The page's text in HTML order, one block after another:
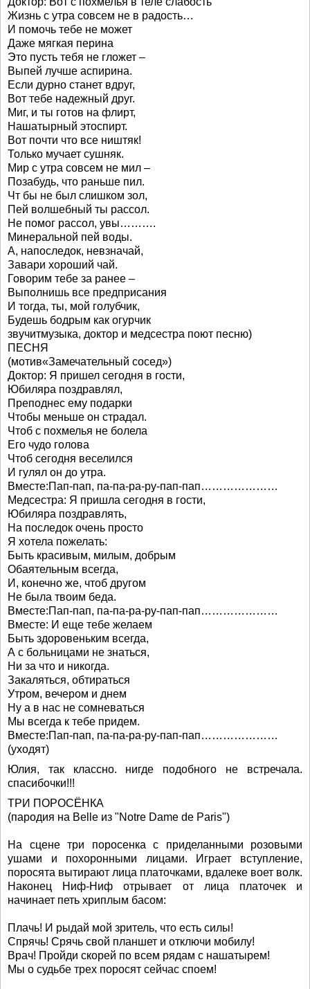
Жизнь с утра совсем не в радость…
И помочь тебе не может
Даже мягкая перина
Это пусть тебя не гложет –
Выпей лучше аспирина.
Если дурно станет вдруг,
Вот тебе надежный друг.
Миг, и ты готов на флирт,
Нашатырный этоспирт.
Вот почти что все ништяк!
Только мучает сушняк.
Мир с утра совсем не мил –
Позабудь, что раньше пил.
Чт бы не был слишком зол,
Пей волшебный ты рассол.
Не помог рассол, увы……….
Минеральной пей воды.
А, напоследок, невзначай,
Завари хороший чай.
Говорим тебе за ранее –
Выполнишь все предприсания
И тогда, ты, мой голубчик,
Будешь бодрым как огурчик
звучитмузыка, доктор и медсестра поют песню)
ПЕСНЯ
(мотив«Замечательный сосед»)
Доктор: Я пришел сегодня в гости,
Юбиляра поздравлял,
Преподнес ему подарки
Чтобы меньше он страдал.
Чтоб с похмелья не болела
Его чудо голова
Чтоб сегодня веселился
И гулял он до утра.
Вместе:Пап-пап, па-па-ра-ру-пап-пап…………………
Медсестра: Я пришла сегодня в гости,
Юбиляра поздравлять,
На последок очень просто
Я хотела пожелать:
Быть красивым, милым, добрым
Обаятельным всегда,
И, конечно же, чтоб другом
Не была твоим беда.
Вместе:Пап-пап, па-па-ра-ру-пап-пап…………………
Вместе: И еще тебе желаем
Быть здоровеньким всегда,
А с больницами не знаться,
Ни за что и никогда.
Закаляться, обтираться
Утром, вечером и днем
Ну а в нас не сомневаться
Мы всегда к тебе придем.
Вместе:Пап-пап, па-па-ра-ру-пап-пап…………………
(уходят)
Юлия, так классно. нигде подобного не встречала.
спасибочки!!!
ТРИ ПОРОСЁНКА
(пародия на Belle из "Notre Dame de Paris")
Hа сцене три поросенка с приделанными розовыми
ушами и похоронными лицами. Играет вступление,
поросята вытирают лица платочками, вдалеке воет волк.
Hаконец Hиф-Hиф отрывает от лица платочек и
начинает петь хриплым басом:
Плачь! И рыдай мой зритель, что есть силы!
Спрячь! Срячь свой планшет и отключи мобилу!
Врач! Пройди скорей по всем рядам с нашатырем!
Мы о судьбе трех поросят сейчас споем!